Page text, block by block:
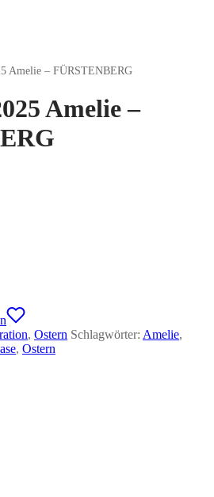
Amelie – FÜRSTENBERG
Amelie –
, Ostern Schlagwörter: Amelie,
, Ostern